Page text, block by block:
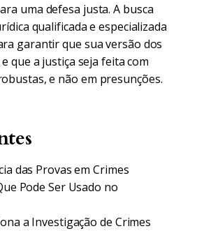
uma defesa justa. A busca
qualificada e especializada
garantir que sua versão dos
que a justiça seja feita com
e não em presunções.
das Provas em Crimes
Pode Ser Usado no
a Investigação de Crimes